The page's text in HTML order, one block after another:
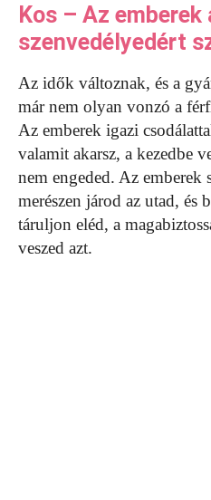
Kos – Az emberek
szenvedélyedért
Az idők változnak, és a
már nem olyan vonzó a
Az emberek igazi
valamit akarsz, a kezedbe
nem engeded. Az emberek
merészen járod az utad, és
táruljon eléd, a
veszed azt.